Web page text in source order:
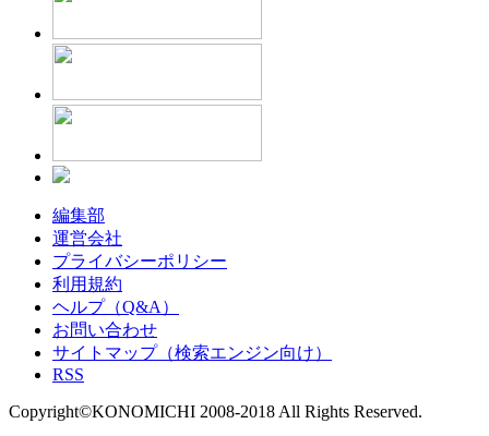
編集部
運営会社
プライバシーポリシー
利用規約
ヘルプ（Q&A）
お問い合わせ
サイトマップ（検索エンジン向け）
RSS
Copyright©KONOMICHI 2008-2018 All Rights Reserved.